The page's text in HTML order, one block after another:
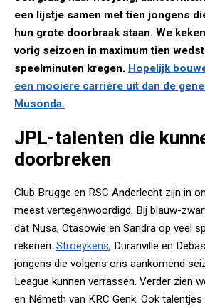
een lijstje samen met tien jongens
hun grote doorbraak staan. We
vorig seizoen in maximum tien
speelminuten kregen. Hopelijk
een mooiere carrière uit dan de
Musonda.
JPL-talenten die
doorbreken
Club Brugge en RSC Anderlecht zijn in
meest vertegenwoordigd. Bij blauw-
dat Nusa, Otasowie en Sandra op veel
rekenen. Stroeykens, Duranville en
jongens die volgens ons aankomend
League kunnen verrassen. Verder zien
en Németh van KRC Genk. Ook